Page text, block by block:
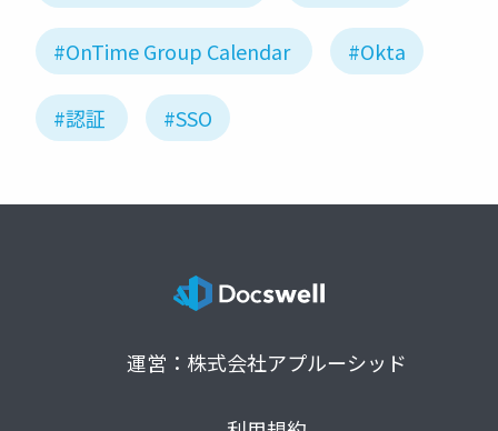
#OnTime Group Calendar #Okta
#認証 #SSO
運営：株式会社アプルーシッド